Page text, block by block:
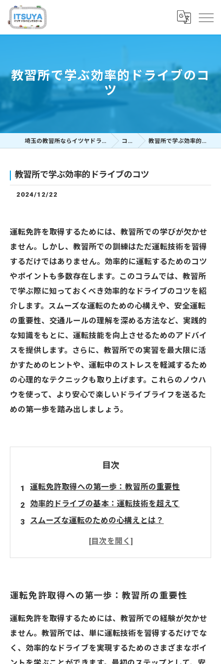
教習所で学ぶ効率的ドライブのコ
ツ
埼玉の教習所ならイツヤドライビングスクール コラム 教習所で学ぶ効率的ドライブのコツ
教習所で学ぶ効率的ドライブのコツ
2024/12/22
運転免許を取得するためには、教習所での学びが欠かせ
ません。しかし、教習所での訓練はただ運転技術を習得
するだけではありません。効率的に運転するためのコツ
やポイントも多数存在します。このコラムでは、教習所
で学ぶ際に知っておくべき効率的なドライブのコツを紹
介します。スムーズな運転のための心構えや、安全運転
の重要性、交通ルールの理解を深める方法など、実践的
な知識をもとに、運転技能を向上させるためのアドバイ
スを提供します。さらに、教習所での実習を最大限に活
かすためのヒントや、運転中のストレスを軽減するため
の心理的なテクニックも取り上げます。これらのノウハ
ウを使って、より安心で楽しいドライブライフを送るた
めの第一歩を踏み出しましょう。
目次
運転免許取得への第一歩：教習所の重要性
効率的ドライブの基本：運転技術を超えて
スムーズな運転のための心構えとは？
安全運転の心得：交通ルールを深く理解しよう
楽しいドライブライフを送るためのまとめと今
後のステップ
運転免許取得への第一歩：教習所の重要性
運転免許を取得するためには、教習所での経験が欠かせ
ません。教習所では、単に運転技術を習得するだけでな
く、効率的なドライブを実現するためのさまざまなポイ